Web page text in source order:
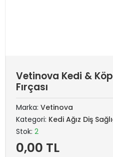
Vetinova Kedi &
Fırçası
Marka: Vetinova
Kategori: Kedi Ağız Diş
Stok: 2
0,00 TL